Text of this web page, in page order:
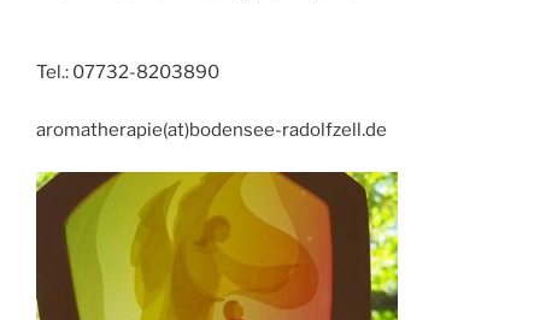
Tel.: 07732-8203890
aromatherapie(at)bodensee-radolfzell.de